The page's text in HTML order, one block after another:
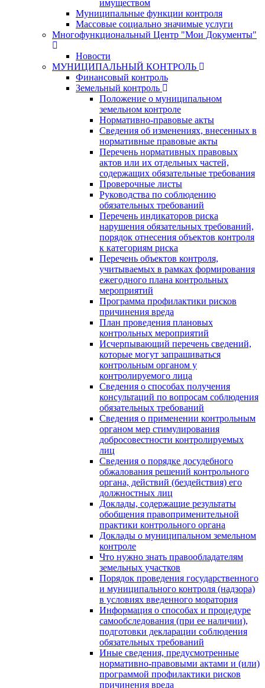
имуществом
Муниципальные функции контроля
Массовые социально значимые услуги
Многофункциональный Центр "Мои Документы"
Новости
МУНИЦИПАЛЬНЫЙ КОНТРОЛЬ
Финансовый контроль
Земельный контроль
Положение о муниципальном
земельном контроле
Нормативно-правовые акты
Сведения об изменениях, внесенных в
нормативные правовые акты
Перечень нормативных правовых
актов или их отдельных частей,
содержащих обязательные требования
Проверочные листы
Руководства по соблюдению
обязательных требований
Перечень индикаторов риска
нарушения обязательных требований,
порядок отнесения объектов контроля
к категориям риска
Перечень объектов контроля,
учитываемых в рамках формирования
ежегодного плана контрольных
мероприятий
Программа профилактики рисков
причинения вреда
План проведения плановых
контрольных мероприятий
Исчерпывающий перечень сведений,
которые могут запрашиваться
контрольным органом у
контролируемого лица
Сведения о способах получения
консультаций по вопросам соблюдения
обязательных требований
Сведения о применении контрольным
органом мер стимулирования
добросовестности контролируемых
лиц
Сведения о порядке досудебного
обжалования решений контрольного
органа, действий (бездействия) его
должностных лиц
Доклады, содержащие результаты
обобщения правоприменительной
практики контрольного органа
Доклады о муниципальном земельном
контроле
Что нужно знать правообладателям
земельных участков
Порядок проведения государственного
и муниципального контроля (надзора)
в условиях введенного моратория
Информация о способах и процедуре
самообследования (при ее наличии),
подготовки декларации соблюдения
обязательных требований
Иные сведения, предусмотренные
нормативно-правовыми актами и (или)
программой профилактики рисков
причинения вреда